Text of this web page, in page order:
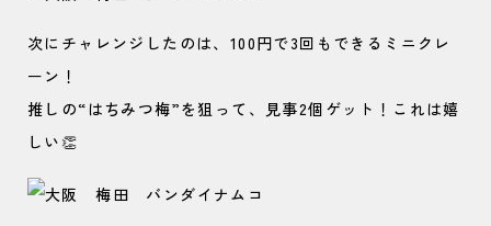
次にチャレンジしたのは、100円で3回もできるミニクレ
ーン！
推しの“はちみつ梅”を狙って、見事2個ゲット！これは嬉
しい👏